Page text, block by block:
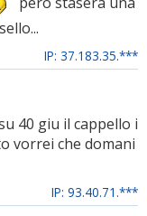
IP: 37.183.35.***
40 giu il cappello i
vorrei che domani
IP: 93.40.71.***